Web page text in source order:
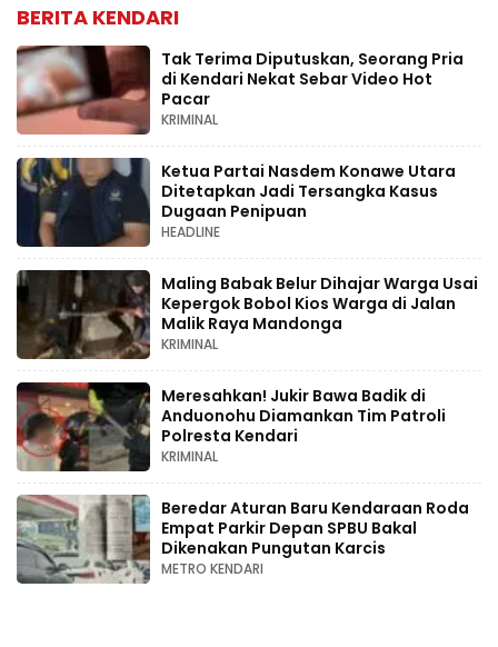
BERITA KENDARI
Tak Terima Diputuskan, Seorang Pria
di Kendari Nekat Sebar Video Hot
Pacar
KRIMINAL
Ketua Partai Nasdem Konawe Utara
Ditetapkan Jadi Tersangka Kasus
Dugaan Penipuan
HEADLINE
Maling Babak Belur Dihajar Warga Usai
Kepergok Bobol Kios Warga di Jalan
Malik Raya Mandonga
KRIMINAL
Meresahkan! Jukir Bawa Badik di
Anduonohu Diamankan Tim Patroli
Polresta Kendari
KRIMINAL
Beredar Aturan Baru Kendaraan Roda
Empat Parkir Depan SPBU Bakal
Dikenakan Pungutan Karcis
METRO KENDARI